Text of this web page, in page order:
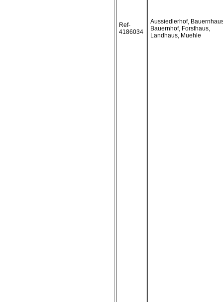
Ref-
4186034
Aussiedlerhof,
Bauernhof, Forsthaus,
Landhaus, Muehle